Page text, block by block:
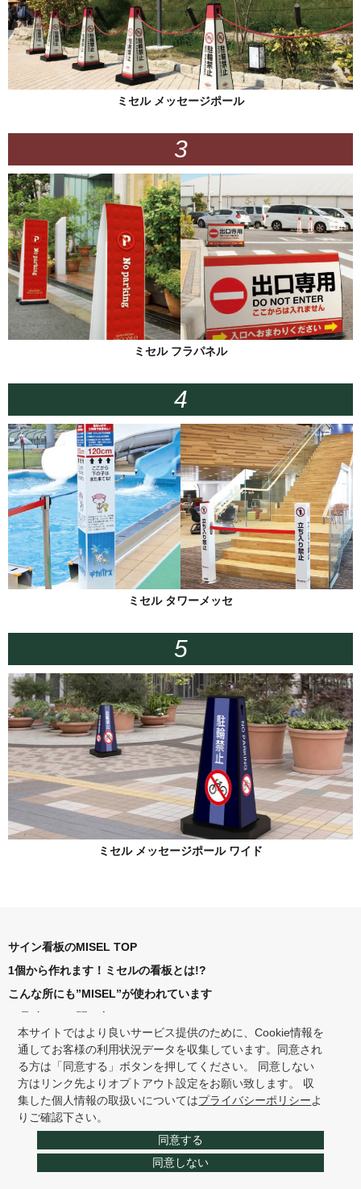
ミセル メッセージポール
ミセル フラパネル
ミセル タワーメッセ
ミセル メッセージポール ワイド
本サイトではより良いサービス提供のために、Cookie情報を
通してお客様の利用状況データを収集しています。同意され
る方は「同意する」ボタンを押してください。 同意しない
方はリンク先よりオプトアウト設定をお願い致します。 収
集した個人情報の取扱いについてはプライバシーポリシーよ
りご確認下さい。
同意する
同意しない
サイン看板のMISEL TOP
1個から作れます！ミセルの看板とは!?
こんな所にも”MISEL”が使われています
ミセルシリーズ一覧
使用目的から探す
使用場所から探す
カテゴリーから探す